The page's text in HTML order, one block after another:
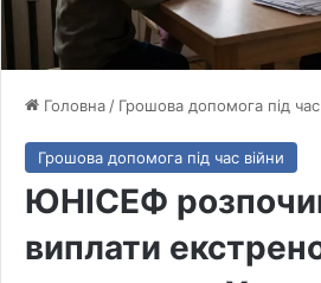
Головна / Грошова допомога під час
Грошова допомога під час війни
ЮНІСЕФ
виплати